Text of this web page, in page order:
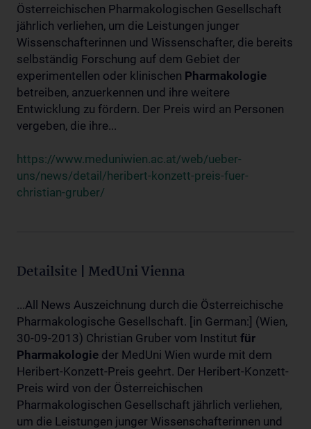
Österreichischen Pharmakologischen Gesellschaft
jährlich verliehen, um die Leistungen junger
Wissenschafterinnen und Wissenschafter, die bereits
selbständig Forschung auf dem Gebiet der
experimentellen oder klinischen Pharmakologie
betreiben, anzuerkennen und ihre weitere
Entwicklung zu fördern. Der Preis wird an Personen
vergeben, die ihre...
https://www.meduniwien.ac.at/web/ueber-
uns/news/detail/heribert-konzett-preis-fuer-
christian-gruber/
Detailsite | MedUni Vienna
...All News Auszeichnung durch die Österreichische
Pharmakologische Gesellschaft. [in German:] (Wien,
30-09-2013) Christian Gruber vom Institut für
Pharmakologie der MedUni Wien wurde mit dem
Heribert-Konzett-Preis geehrt. Der Heribert-Konzett-
Preis wird von der Österreichischen
Pharmakologischen Gesellschaft jährlich verliehen,
um die Leistungen junger Wissenschafterinnen und